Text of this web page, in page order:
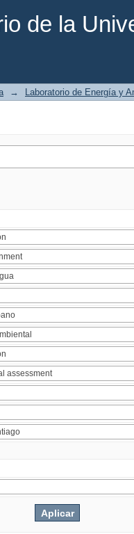
de la
→ Laboratorio de Energía y